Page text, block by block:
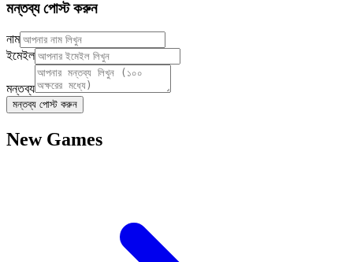
মন্তব্য পোস্ট করুন
নাম
ইমেইল
মন্তব্য
মন্তব্য পোস্ট করুন
New Games